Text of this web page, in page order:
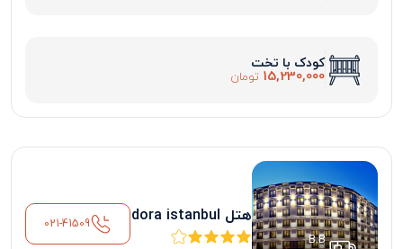
کودک با تخت
15,230,000 تومان
B.B
هتل dora istanbul 021-41509